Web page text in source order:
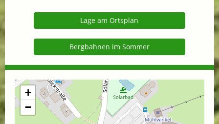
Lage am Ortsplan
Bergbahnen im Sommer
+
−